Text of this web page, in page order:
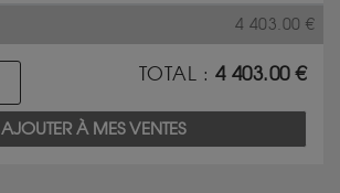
4 403.00 €
TOTAL : 4 403.00€
AJOUTER À MES VENTES